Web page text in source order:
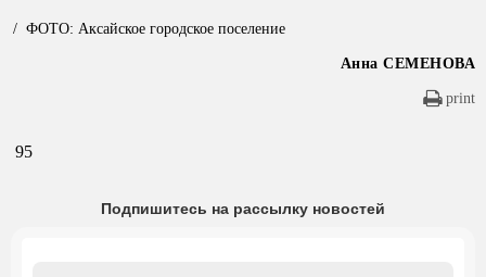
/ ФОТО: Аксайское городское поселение
Анна СЕМЕНОВА
print
95
Подпишитесь на рассылку новостей